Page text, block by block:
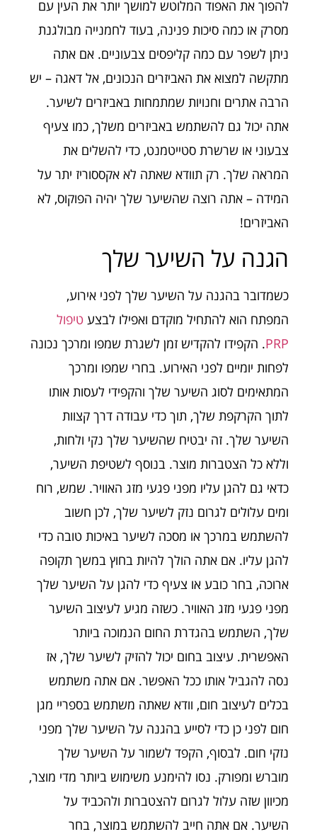
להפוך את האפוד המלוטש למושך יותר את העין עם
מסרק או כמה סיכות פנינה, בעוד לחמנייה מבולגנת
ניתן לשפר עם כמה קליפסים צבעוניים. אם אתה
מתקשה למצוא את האביזרים הנכונים, אל דאגה – יש
הרבה אתרים וחנויות שמתמחות באביזרים לשיער.
אתה יכול גם להשתמש באביזרים משלך, כמו צעיף
צבעוני או שרשרת סטייטמנט, כדי להשלים את
המראה שלך. רק תוודא שאתה לא אקססוריז יתר על
המידה – אתה רוצה שהשיער שלך יהיה הפוקוס, לא
האביזרים!
הגנה על השיער שלך
כשמדובר בהגנה על השיער שלך לפני אירוע,
המפתח הוא להתחיל מוקדם ואפילו לבצע טיפול
PRP. הקפידו להקדיש זמן לשגרת שמפו ומרכך נכונה
לפחות יומיים לפני האירוע. בחרי שמפו ומרכך
המתאימים לסוג השיער שלך והקפידי לעסות אותו
לתוך הקרקפת שלך, תוך כדי עבודה דרך קצוות
השיער שלך. זה יבטיח שהשיער שלך נקי ולחות,
וללא כל הצטברות מוצר. בנוסף לשטיפת השיער,
כדאי גם להגן עליו מפני פגעי מזג האוויר. שמש, רוח
ומים עלולים לגרום נזק לשיער שלך, לכן חשוב
להשתמש במרכך או מסכה לשיער באיכות טובה כדי
להגן עליו. אם אתה הולך להיות בחוץ במשך תקופה
ארוכה, בחר כובע או צעיף כדי להגן על השיער שלך
מפני פגעי מזג האוויר. כשזה מגיע לעיצוב השיער
שלך, השתמש בהגדרת החום הנמוכה ביותר
האפשרית. עיצוב בחום יכול להזיק לשיער שלך, אז
נסה להגביל אותו ככל האפשר. אם אתה משתמש
בכלים לעיצוב חום, וודא שאתה משתמש בספריי מגן
חום לפני כן כדי לסייע בהגנה על השיער שלך מפני
נזקי חום. לבסוף, הקפד לשמור על השיער שלך
מוברש ומפורק. נסו להימנע משימוש ביותר מדי מוצר,
מכיוון שזה עלול לגרום להצטברות ולהכביד על
השיער. אם אתה חייב להשתמש במוצר, בחר